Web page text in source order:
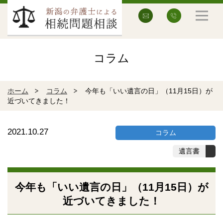
コラム
ホーム コラム
今年も「いい遺言の日」（11月15日）が
近づいてきました！
2021.10.27 コラム
遺言書
今年も「いい遺言の日」（11月15日）が
近づいてきました！